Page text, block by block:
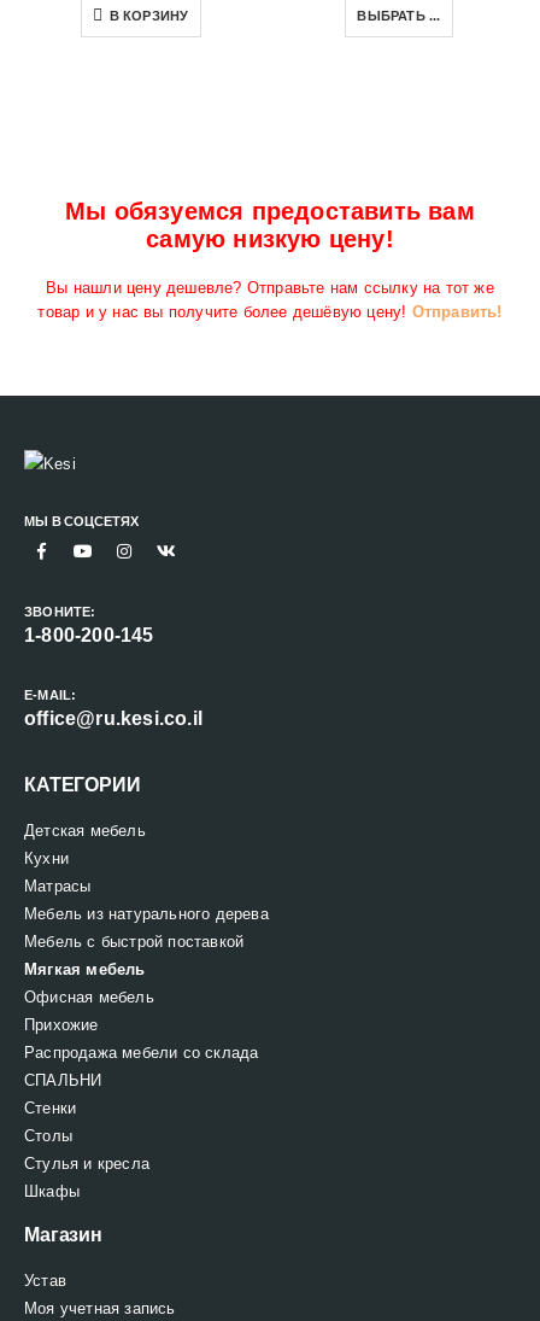
В КОРЗИНУ ВЫБРАТЬ ...
Мы обязуемся предоставить вам
самую низкую цену!
Вы нашли цену дешевле? Отправьте нам ссылку на тот же
товар и у нас вы получите более дешёвую цену! Отправить!
МЫ В СОЦСЕТЯХ
ЗВОНИТЕ:
1-800-200-145
E-MAIL:
office@ru.kesi.co.il
КАТЕГОРИИ
Детская мебель
Кухни
Матрасы
Мебель из натурального дерева
Мебель с быстрой поставкой
Мягкая мебель
Офисная мебель
Прихожие
Распродажа мебели со склада
СПАЛЬНИ
Стенки
Столы
Стулья и кресла
Шкафы
Магазин
Устав
Моя учетная запись